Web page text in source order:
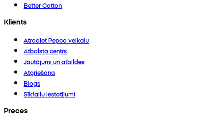
Better Cotton
Klients
Atrodiet Pepco veikalu
Atbalsta centrs
Jautājumi un atbildes
Atgriešana
Blogs
Sīkfailu iestatījumi
Preces